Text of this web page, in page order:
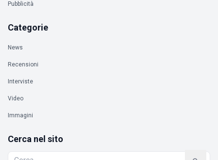
Pubblicità
Categorie
News
Recensioni
Interviste
Video
Immagini
Cerca nel sito